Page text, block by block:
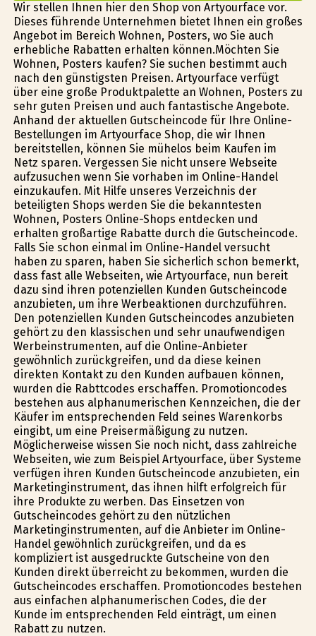
Wir stellen Ihnen hier den Shop von Artyourface vor.
Dieses führende Unternehmen bietet Ihnen ein großes
Angebot im Bereich Wohnen, Posters, wo Sie auch
erhebliche Rabatten erhalten können.Möchten Sie
Wohnen, Posters kaufen? Sie suchen bestimmt auch
nach den günstigsten Preisen. Artyourface verfügt
über eine große Produktpalette an Wohnen, Posters zu
sehr guten Preisen und auch fantastische Angebote.
Anhand der aktuellen Gutscheincode für Ihre Online-
Bestellungen im Artyourface Shop, die wir Ihnen
bereitstellen, können Sie mühelos beim Kaufen im
Netz sparen. Vergessen Sie nicht unsere Webseite
aufzusuchen wenn Sie vorhaben im Online-Handel
einzukaufen. Mit Hilfe unseres Verzeichnis der
beteiligten Shops werden Sie die bekanntesten
Wohnen, Posters Online-Shops entdecken und
erhalten großartige Rabatte durch die Gutscheincode.
Falls Sie schon einmal im Online-Handel versucht
haben zu sparen, haben Sie sicherlich schon bemerkt,
dass fast alle Webseiten, wie Artyourface, nun bereit
dazu sind ihren potenziellen Kunden Gutscheincode
anzubieten, um ihre Werbeaktionen durchzuführen.
Den potenziellen Kunden Gutscheincodes anzubieten
gehört zu den klassischen und sehr unaufwendigen
Werbeinstrumenten, auf die Online-Anbieter
gewöhnlich zurückgreifen, und da diese keinen
direkten Kontakt zu den Kunden aufbauen können,
wurden die Rabttcodes erschaffen. Promotioncodes
bestehen aus alphanumerischen Kennzeichen, die der
Käufer im entsprechenden Feld seines Warenkorbs
eingibt, um eine Preisermäßigung zu nutzen.
Möglicherweise wissen Sie noch nicht, dass zahlreiche
Webseiten, wie zum Beispiel Artyourface, über Systeme
verfügen ihren Kunden Gutscheincode anzubieten, ein
Marketinginstrument, das ihnen hilft erfolgreich für
ihre Produkte zu werben. Das Einsetzen von
Gutscheincodes gehört zu den nützlichen
Marketinginstrumenten, auf die Anbieter im Online-
Handel gewöhnlich zurückgreifen, und da es
kompliziert ist ausgedruckte Gutscheine von den
Kunden direkt überreicht zu bekommen, wurden die
Gutscheincodes erschaffen. Promotioncodes bestehen
aus einfachen alphanumerischen Codes, die der
Kunde im entsprechenden Feld einträgt, um einen
Rabatt zu nutzen.